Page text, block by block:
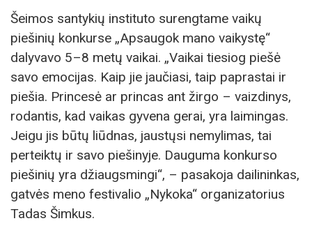
Šeimos santykių instituto surengtame vaikų
piešinių konkurse „Apsaugok mano vaikystę“
dalyvavo 5–8 metų vaikai. „Vaikai tiesiog piešė
savo emocijas. Kaip jie jaučiasi, taip paprastai ir
piešia. Princesė ar princas ant žirgo – vaizdinys,
rodantis, kad vaikas gyvena gerai, yra laimingas.
Jeigu jis būtų liūdnas, jaustųsi nemylimas, tai
perteiktų ir savo piešinyje. Dauguma konkurso
piešinių yra džiaugsmingi“, – pasakoja dailininkas,
gatvės meno festivalio „Nykoka“ organizatorius
Tadas Šimkus.